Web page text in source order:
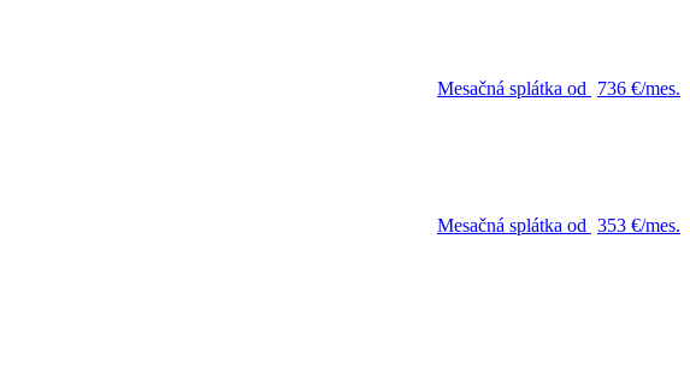
Mesačná splátka od 736 €/mes.
Mesačná splátka od 353 €/mes.